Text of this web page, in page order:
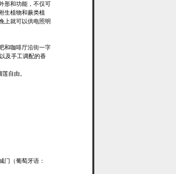
形和功能，不仅可
生植物和蕨类植
上就可以供电照明
和咖啡厅沿街一字
及手工调配的香
自由。
门（葡萄牙语：